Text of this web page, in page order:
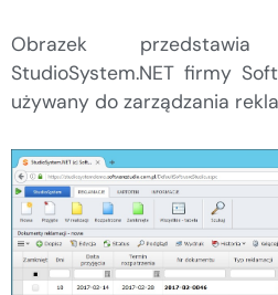
Obrazek
StudioSystem.NET firmy
używany do zarządzania